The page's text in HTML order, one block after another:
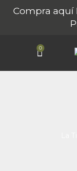
Compra aquí
0
Carrito